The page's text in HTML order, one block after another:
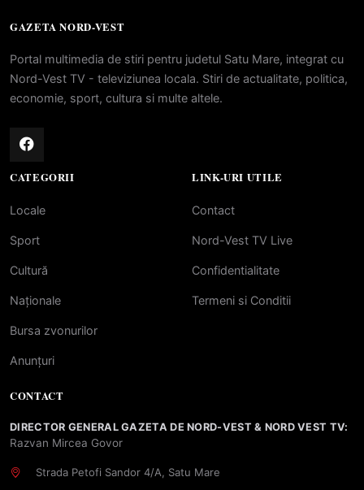
GAZETA NORD-VEST
Portal multimedia de stiri pentru judetul Satu Mare, integrat cu
Nord-Vest TV - televiziunea locala. Stiri de actualitate, politica,
economie, sport, cultura si multe altele.
CATEGORII
Locale
Sport
Cultură
Naționale
Bursa zvonurilor
Anunțuri
LINK-URI UTILE
Contact
Nord-Vest TV Live
Confidentialitate
Termeni si Conditii
CONTACT
DIRECTOR GENERAL GAZETA DE NORD-VEST & NORD VEST TV:
Razvan Mircea Govor
Strada Petofi Sandor 4/A, Satu Mare